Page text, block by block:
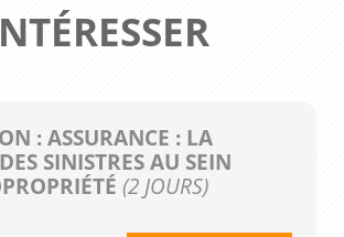
: ASSURANCE : LA
SINISTRES AU SEIN
(2 JOURS)